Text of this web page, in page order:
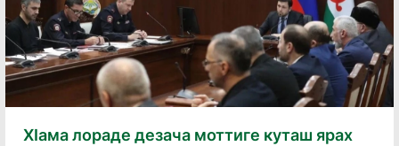
Хӏама лораде дезача моттиге куташ ярах